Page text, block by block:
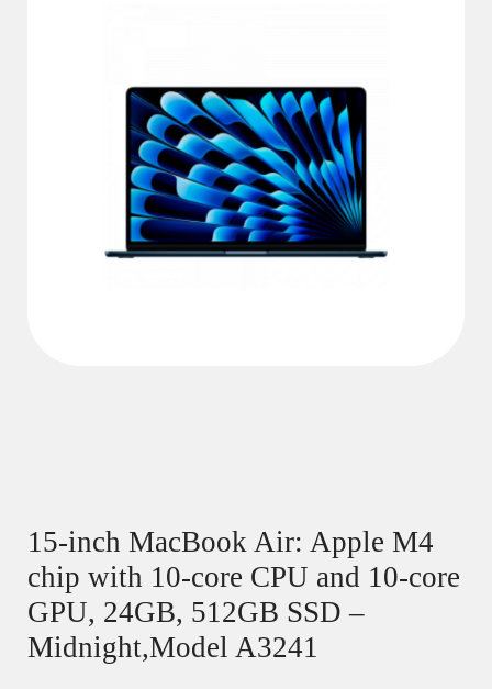
15-inch MacBook Air: Apple M4
chip with 10-core CPU and 10-core
GPU, 24GB, 512GB SSD –
Midnight,Model A3241